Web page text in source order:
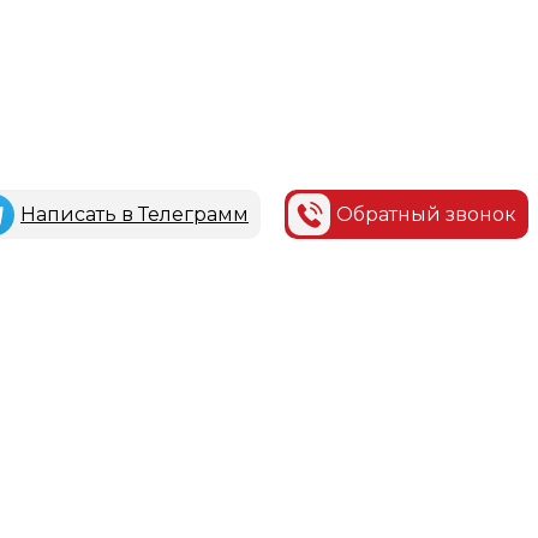
Написать в Телеграмм Обратный звонок